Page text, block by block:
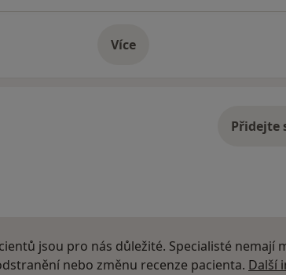
Víceo adrese
Přidejte
jsou pro nás důležité. Specialisté nemají
nebo změnu recenze pacienta. Další